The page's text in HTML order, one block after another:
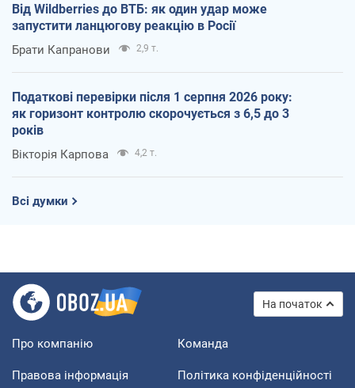
Від Wildberries до ВТБ: як один удар може
запустити ланцюгову реакцію в Росії
Брати Капранови 2,9 т.
Податкові перевірки після 1 серпня 2026 року:
як горизонт контролю скорочується з 6,5 до 3
років
Вікторія Карпова 4,2 т.
Всі думки
На початок
Про компанію Команда
Правова інформація Політика конфіденційності